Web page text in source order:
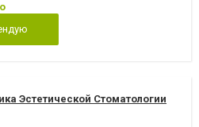
Эстетической Стоматологии